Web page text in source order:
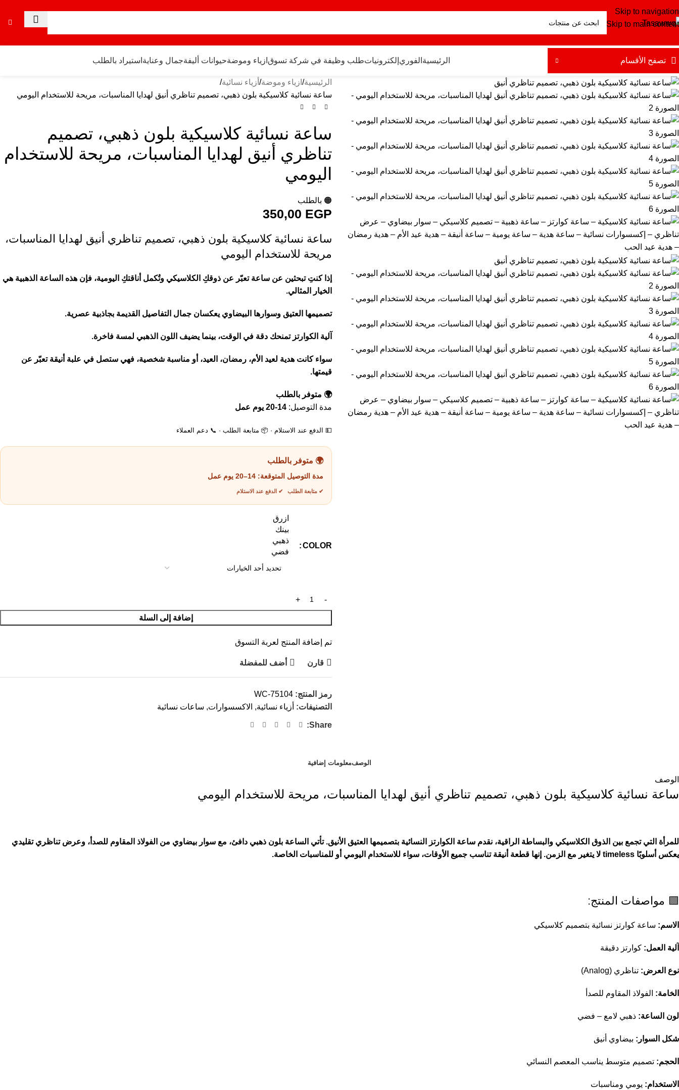
Skip to navigation
Skip to main content
تصفح الأقسام الرئيسية الفوري إلكترونياتطلب وظيفة في شركة تسوق ازياء وموضةحيوانات أليفةجمال وعناية استيراد بالطلب
الرئيسية ازياء وموضة أزياء نسائية
ساعة نسائية كلاسيكية بلون ذهبي، تصميم تناظري أنيق لهدايا المناسبات، مريحة للاستخدام اليومي
ساعة نسائية كلاسيكية بلون ذهبي، تصميم
تناظري أنيق لهدايا المناسبات، مريحة للاستخدام
اليومي
🟠 بالطلب
350,00 EGP
ساعة نسائية كلاسيكية بلون ذهبي، تصميم تناظري أنيق لهدايا المناسبات،
مريحة للاستخدام اليومي
إذا كنتِ تبحثين عن ساعة تعبّر عن ذوقكِ الكلاسيكي وتُكمل أناقتكِ اليومية، فإن هذه الساعة الذهبية هي
الخيار المثالي.
تصميمها العتيق وسوارها البيضاوي يعكسان جمال التفاصيل القديمة بجاذبية عصرية.
آلية الكوارتز تمنحك دقة في الوقت، بينما يضيف اللون الذهبي لمسة فاخرة.
سواء كانت هدية لعيد الأم، رمضان، العيد، أو مناسبة شخصية، فهي ستصل في علبة أنيقة تعبّر عن
قيمتها.
🌍 متوفر بالطلب
مدة التوصيل: 14-20 يوم عمل
💵 الدفع عند الاستلام · 📦 متابعة الطلب · 📞 دعم العملاء
🌍 متوفر بالطلب
مدة التوصيل المتوقعة: 14–20 يوم عمل
✔ متابعة الطلب ✔ الدفع عند الاستلام
COLOR
ازرق
بينك
ذهبي
فضي
إضافة إلى السلة
تم إضافة المنتج لعربة التسوق
قارن أضف للمفضلة
رمز المنتج: WC-75104
التصنيفات: أزياء نسائية, الاكسسوارات, ساعات نسائية
Share:
الوصفمعلومات إضافية
الوصف
ساعة نسائية كلاسيكية بلون ذهبي، تصميم تناظري أنيق لهدايا المناسبات، مريحة للاستخدام اليومي
للمرأة التي تجمع بين الذوق الكلاسيكي والبساطة الراقية، نقدم ساعة الكوارتز النسائية بتصميمها العتيق الأنيق. تأتي الساعة بلون ذهبي دافئ، مع سوار بيضاوي من الفولاذ المقاوم للصدأ، وعرض تناظري تقليدي
يعكس أسلوبًا timeless لا يتغير مع الزمن. إنها قطعة أنيقة تناسب جميع الأوقات، سواء للاستخدام اليومي أو للمناسبات الخاصة.
🟩 مواصفات المنتج:
الاسم: ساعة كوارتز نسائية بتصميم كلاسيكي
آلية العمل: كوارتز دقيقة
نوع العرض: تناظري (Analog)
الخامة: الفولاذ المقاوم للصدأ
لون الساعة: ذهبي لامع – فضي
شكل السوار: بيضاوي أنيق
الحجم: تصميم متوسط يناسب المعصم النسائي
الاستخدام: يومي ومناسبات